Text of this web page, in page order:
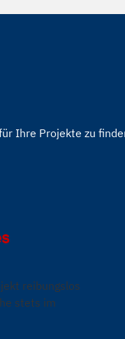
Ihre Projekte zu
reibungslos
stets im